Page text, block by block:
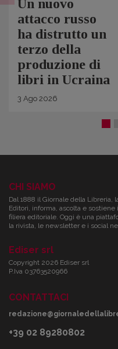
Un nuovo
attacco russo
ha distrutto un
terzo della
produzione di
libri in Ucraina
3 Ago 2026
CHI SIAMO
Dal 1888 il Giornale della Libreria,
Editori, informa, ascolta e
filiera editoriale. Oggi è una
la rivista, le newsletter e i social
Ediser srl
Copyright 2026 Ediser srl
P.Iva 03763520966
CONTATTACI
+39 02 89280802